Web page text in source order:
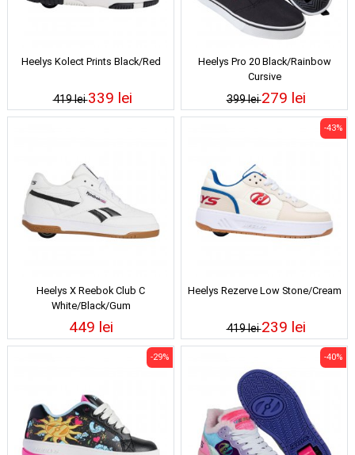
Heelys Kolect Prints Black/Red
419 lei339 lei
Heelys Pro 20 Black/Rainbow
Cursive
399 lei279 lei
Heelys X Reebok Club C
White/Black/Gum
449 lei
Heelys Rezerve Low Stone/Cream
419 lei
-43%
239 lei
-29% -40%